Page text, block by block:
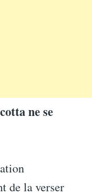
ne se
de la verser